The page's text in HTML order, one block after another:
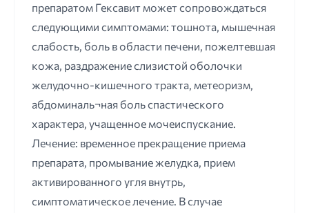
препаратом Гексавит может сопровождаться
следующими симптомами: тошнота, мышечная
слабость, боль в области печени, пожелтевшая
кожа, раздражение слизистой оболочки
желудочно-кишечного тракта, метеоризм,
абдоминаль¬ная боль спастического
характера, учащенное мочеиспускание.
Лечение: временное прекращение приема
препарата, промывание желудка, прием
активированного угля внутрь,
симптоматическое лечение. В случае